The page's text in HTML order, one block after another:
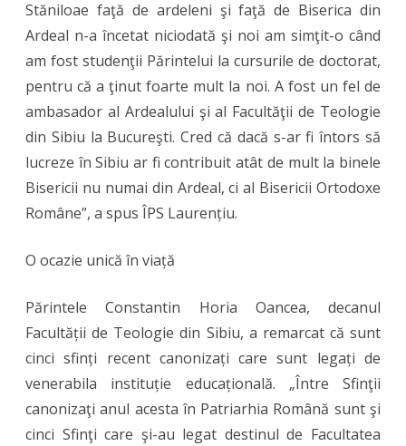
Stăniloae faţă de ardeleni şi faţă de Biserica din
Ardeal n-a încetat niciodată şi noi am simţit-o când
am fost studenţii Părintelui la cursurile de doctorat,
pentru că a ţinut foarte mult la noi. A fost un fel de
ambasador al Ardealului şi al Facultăţii de Teologie
din Sibiu la Bucureşti. Cred că dacă s-ar fi întors să
lucreze în Sibiu ar fi contribuit atât de mult la binele
Bisericii nu numai din Ardeal, ci al Bisericii Ortodoxe
Române”, a spus ÎPS Laurențiu.
O ocazie unică în viață
Părintele Constantin Horia Oancea, decanul
Facultății de Teologie din Sibiu, a remarcat că sunt
cinci sfinți recent canonizați care sunt legați de
venerabila instituție educațională. „Între Sfinţii
canonizaţi anul acesta în Patriarhia Română sunt şi
cinci Sfinţi care şi-au legat destinul de Facultatea